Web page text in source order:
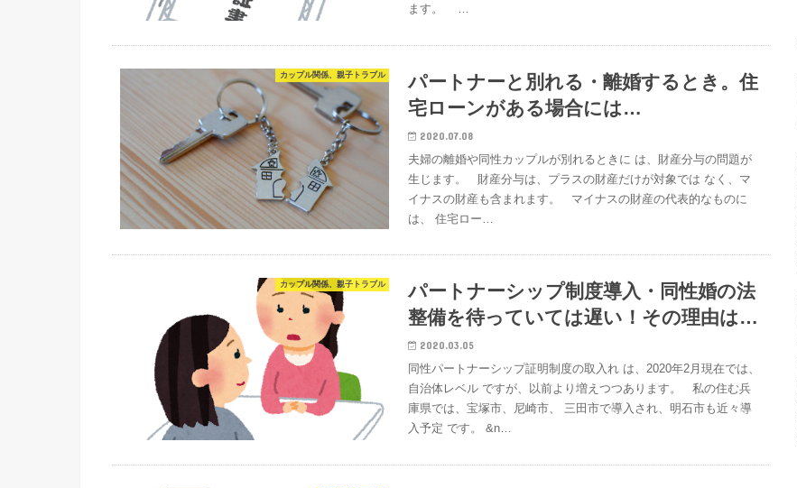
ます。 …
カップル関係、親子トラブル
パートナーと別れる・離婚するとき。住
宅ローンがある場合には…
2020.07.08
夫婦の離婚や同性カップルが別れるときに は、財産分与の問題が
生じます。 財産分与は、プラスの財産だけが対象では なく、マ
イナスの財産も含まれます。 マイナスの財産の代表的なものに
は、 住宅ロー…
カップル関係、親子トラブル
パートナーシップ制度導入・同性婚の法
整備を待っていては遅い！その理由は…
2020.03.05
同性パートナーシップ証明制度の取入れ は、2020年2月現在では、
自治体レベル ですが、以前より増えつつあります。 私の住む兵
庫県では、宝塚市、尼崎市、 三田市で導入され、明石市も近々導
入予定 です。 &n…